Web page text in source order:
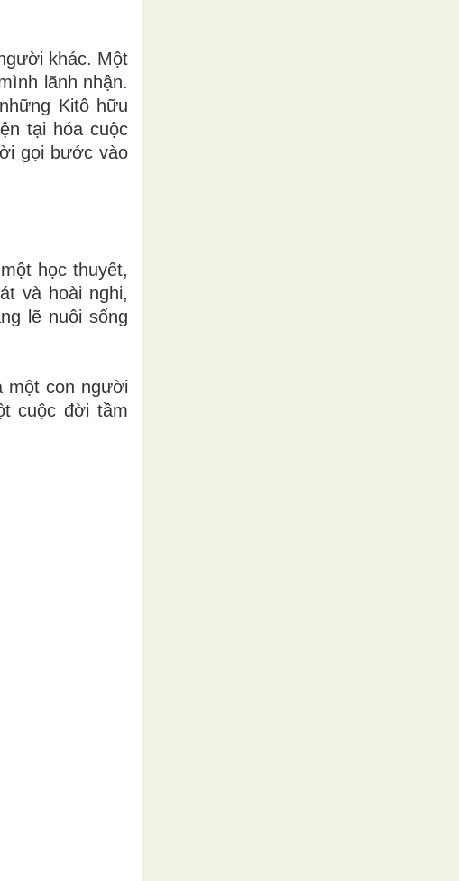
khác. Một
lãnh nhận.
Kitô hữu
tại hóa cuộc
gọi bước vào
học thuyết,
và hoài nghi,
lẽ nuôi sống
một con người
cuộc đời tầm